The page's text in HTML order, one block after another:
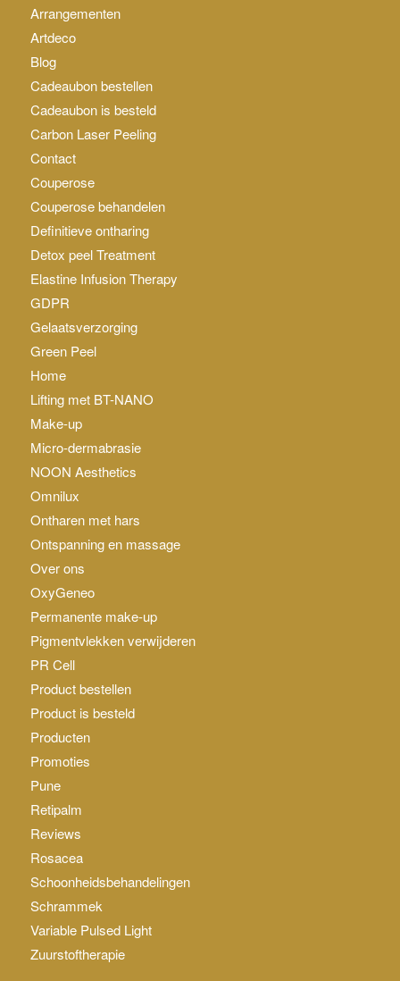
Arrangementen
Artdeco
Blog
Cadeaubon bestellen
Cadeaubon is besteld
Carbon Laser Peeling
Contact
Couperose
Couperose behandelen
Definitieve ontharing
Detox peel Treatment
Elastine Infusion Therapy
GDPR
Gelaatsverzorging
Green Peel
Home
Lifting met BT-NANO
Make-up
Micro-dermabrasie
NOON Aesthetics
Omnilux
Ontharen met hars
Ontspanning en massage
Over ons
OxyGeneo
Permanente make-up
Pigmentvlekken verwijderen
PR Cell
Product bestellen
Product is besteld
Producten
Promoties
Pune
Retipalm
Reviews
Rosacea
Schoonheidsbehandelingen
Schrammek
Variable Pulsed Light
Zuurstoftherapie